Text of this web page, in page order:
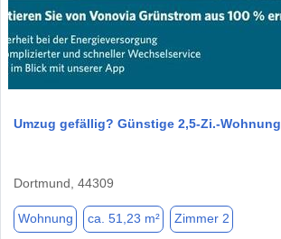
Umzug gefällig? Günstige 2,5-Zi.-Wohnung
Dortmund, 44309
Wohnung ca. 51,23 m² Zimmer 2